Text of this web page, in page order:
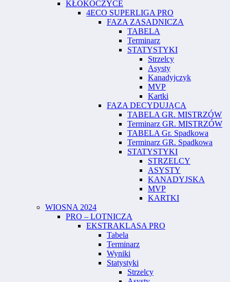
KŁOKOCZYCE
4ECO SUPERLIGA PRO
FAZA ZASADNICZA
TABELA
Terminarz
STATYSTYKI
Strzelcy
Asysty
Kanadyjczyk
MVP
Kartki
FAZA DECYDUJĄCA
TABELA GR. MISTRZÓW
Terminarz GR. MISTRZÓW
TABELA Gr. Spadkowa
Terminarz GR. Spadkowa
STATYSTYKI
STRZELCY
ASYSTY
KANADYJSKA
MVP
KARTKI
WIOSNA 2024
PRO – LOTNICZA
EKSTRAKLASA PRO
Tabela
Terminarz
Wyniki
Statystyki
Strzelcy